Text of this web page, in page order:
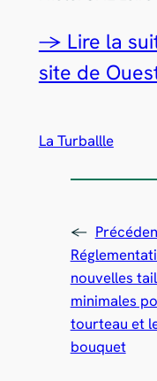
→ Lire la
site de
La Turballle
←
nouvelles
minimales
tourteau et
bouquet